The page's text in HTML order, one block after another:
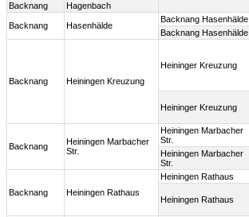
Backnang
Hagenbach
Backnang Hasenhälde
Backnang Hasenhälde
Backnang Hasenhälde
Backnang Heiningen Kreuzung
Heininger Kreuzung
Heininger Kreuzung
Backnang
Heiningen Marbacher
Str.
Heiningen Marbacher
Str.
Heiningen Marbacher
Str.
Backnang Heiningen Rathaus
Heiningen Rathaus
Heiningen Rathaus